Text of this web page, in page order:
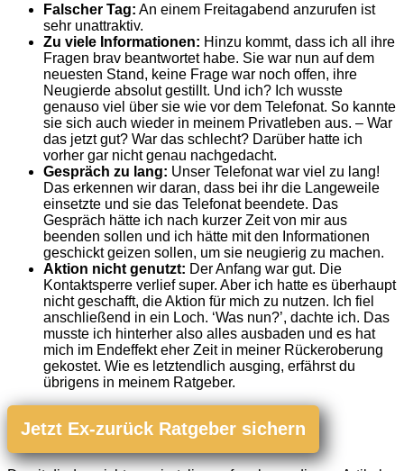
Falscher Tag: An einem Freitagabend anzurufen ist
sehr unattraktiv.
Zu viele Informationen: Hinzu kommt, dass ich all ihre
Fragen brav beantwortet habe. Sie war nun auf dem
neuesten Stand, keine Frage war noch offen, ihre
Neugierde absolut gestillt. Und ich? Ich wusste
genauso viel über sie wie vor dem Telefonat. So kannte
sie sich auch wieder in meinem Privatleben aus. – War
das jetzt gut? War das schlecht? Darüber hatte ich
vorher gar nicht genau nachgedacht.
Gespräch zu lang: Unser Telefonat war viel zu lang!
Das erkennen wir daran, dass bei ihr die Langeweile
einsetzte und sie das Telefonat beendete. Das
Gespräch hätte ich nach kurzer Zeit von mir aus
beenden sollen und ich hätte mit den Informationen
geschickt geizen sollen, um sie neugierig zu machen.
Aktion nicht genutzt: Der Anfang war gut. Die
Kontaktsperre verlief super. Aber ich hatte es überhaupt
nicht geschafft, die Aktion für mich zu nutzen. Ich fiel
anschließend in ein Loch. ‘Was nun?’, dachte ich. Das
musste ich hinterher also alles ausbaden und es hat
mich im Endeffekt eher Zeit in meiner Rückeroberung
gekostet. Wie es letztendlich ausging, erfährst du
übrigens in meinem Ratgeber.
Jetzt Ex-zurück Ratgeber sichern